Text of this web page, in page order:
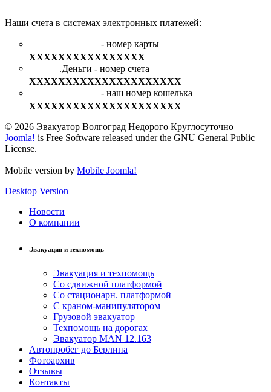
Наши счета в системах электронных платежей:
- номер карты
ХХХХХХХХХХХХХХХХ
.Деньги - номер счета
ХХХХХХХХХХХХХХХХХХХХХ
- наш номер кошелька
ХХХХХХХХХХХХХХХХХХХХХ
© 2026 Эвакуатор Волгоград Недорого Круглосуточно
Joomla! is Free Software released under the GNU General Public
License.
Mobile version by Mobile Joomla!
Desktop Version
Новости
О компании
Эвакуация и техпомощь
Эвакуация и техпомощь
Со сдвижной платформой
Со стационарн. платформой
С краном-манипулятором
Грузовой эвакуатор
Техпомощь на дорогах
Эвакуатор MAN 12.163
Автопробег до Берлина
Фотоархив
Отзывы
Контакты